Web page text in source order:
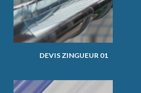
DEVIS ZINGUEUR 01